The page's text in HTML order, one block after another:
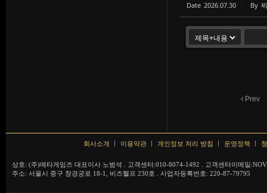
Date 2026.07.30 By
Prev
회사소개 이용약관 개인정보 처리 방침 운영정책
상호: (주)메타게임즈 대표이사 노범석 . 고객센터:010-8074-1492 . 고객센터이메일
주소: 서울시 중구 창경궁로 18-1, 비즈헬프 230호 . 사업자등록번호: 220-87-79795